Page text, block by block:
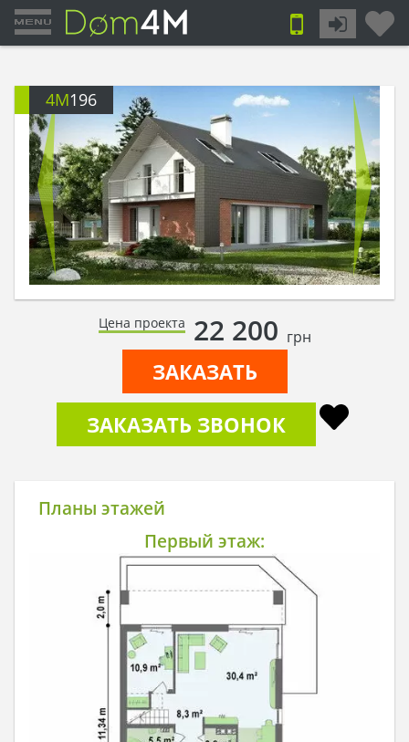
4M196
Цена проекта 22 200 грн
ЗАКАЗАТЬ
ЗАКАЗАТЬ ЗВОНОК
Планы этажей
Первый этаж: